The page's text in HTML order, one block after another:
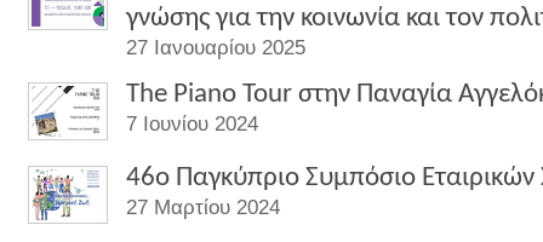
γνώσης για την κοινωνία και τον
27 Ιανουαρίου 2025
The Piano Tour στην Παναγία
7 Ιουνίου 2024
46o Παγκύπριο Συμπόσιο Εταιρικών
27 Μαρτίου 2024